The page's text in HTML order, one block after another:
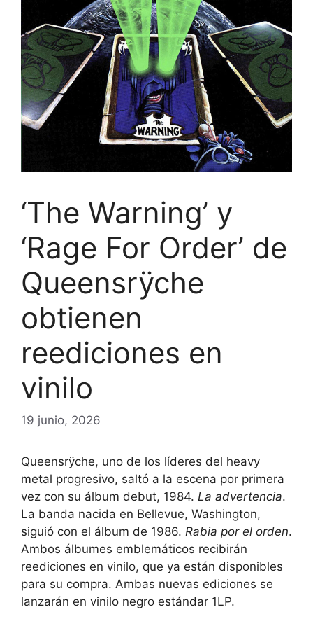
‘The Warning’ y
‘Rage For Order’ de
Queensrÿche
obtienen
reediciones en
vinilo
19 junio, 2026
Queensrÿche, uno de los líderes del heavy
metal progresivo, saltó a la escena por primera
vez con su álbum debut, 1984. La advertencia.
La banda nacida en Bellevue, Washington,
siguió con el álbum de 1986. Rabia por el orden.
Ambos álbumes emblemáticos recibirán
reediciones en vinilo, que ya están disponibles
para su compra. Ambas nuevas ediciones se
lanzarán en vinilo negro estándar 1LP.